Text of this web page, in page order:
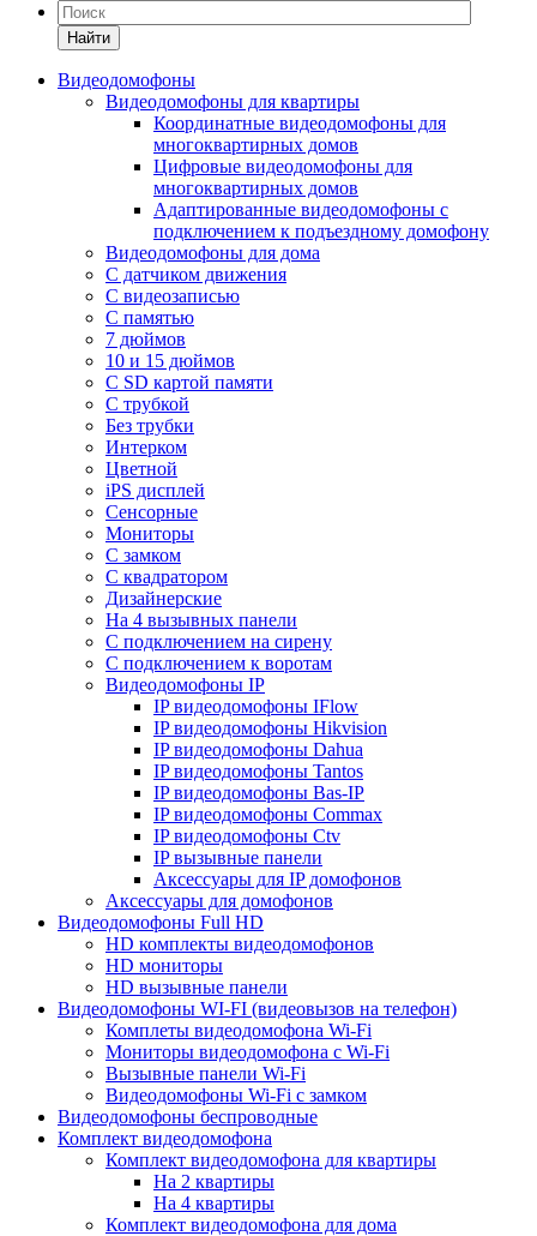
Найти
Видеодомофоны
Видеодомофоны для квартиры
Координатные видеодомофоны для
многоквартирных домов
Цифровые видеодомофоны для
многоквартирных домов
Адаптированные видеодомофоны с
подключением к подъездному домофону
Видеодомофоны для дома
С датчиком движения
С видеозаписью
C памятью
7 дюймов
10 и 15 дюймов
С SD картой памяти
С трубкой
Без трубки
Интерком
Цветной
iPS дисплей
Сенсорные
Мониторы
С замком
C квадратором
Дизайнерские
На 4 вызывных панели
С подключением на сирену
С подключением к воротам
Видеодомофоны IP
IP видеодомофоны IFlow
IP видеодомофоны Hikvision
IP видеодомофоны Dahua
IP видеодомофоны Tantos
IP видеодомофоны Bas-IP
IP видеодомофоны Commax
IP видеодомофоны Ctv
IP вызывные панели
Аксессуары для IP домофонов
Аксессуары для домофонов
Видеодомофоны Full HD
HD комплекты видеодомофонов
HD мониторы
HD вызывные панели
Видеодомофоны WI-FI (видеовызов на телефон)
Комплеты видеодомофона Wi-Fi
Мониторы видеодомофона с Wi-Fi
Вызывные панели Wi-Fi
Видеодомофоны Wi-Fi с замком
Видеодомофоны беспроводные
Комплект видеодомофона
Комплект видеодомофона для квартиры
На 2 квартиры
На 4 квартиры
Комплект видеодомофона для дома